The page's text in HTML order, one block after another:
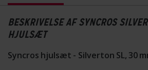
BESKRIVELSE AF SYNCROS
HJULSÆT
Syncros hjulsæt - Silverton SL, 30